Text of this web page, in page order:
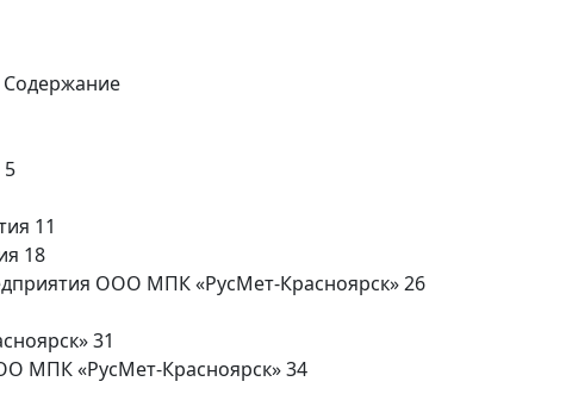
Содержание
5
11
18
ООО МПК «РусМет-Красноярск» 26
31
МПК «РусМет-Красноярск» 34